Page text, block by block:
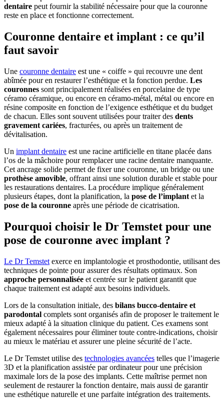
dentaire peut fournir la stabilité nécessaire pour que la couronne
reste en place et fonctionne correctement.
Couronne dentaire et implant : ce qu’il
faut savoir
Une couronne dentaire est une « coiffe » qui recouvre une dent
abîmée pour en restaurer l’esthétique et la fonction perdue. Les
couronnes sont principalement réalisées en porcelaine de type
céramo céramique, ou encore en céramo-métal, métal ou encore en
résine composite en fonction de l’exigence esthétique et du budget
de chacun. Elles sont souvent utilisées pour traiter des dents
gravement cariées, fracturées, ou après un traitement de
dévitalisation.
Un implant dentaire est une racine artificielle en titane placée dans
l’os de la mâchoire pour remplacer une racine dentaire manquante.
Cet ancrage solide permet de fixer une couronne, un bridge ou une
prothèse amovible, offrant ainsi une solution durable et stable pour
les restaurations dentaires. La procédure implique généralement
plusieurs étapes, dont la planification, la pose de l’implant et la
pose de la couronne après une période de cicatrisation.
Pourquoi choisir le Dr Temstet pour une
pose de couronne avec implant ?
Le Dr Temstet exerce en implantologie et prosthodontie, utilisant des
techniques de pointe pour assurer des résultats optimaux. Son
approche personnalisée et centrée sur le patient garantit que
chaque traitement est adapté aux besoins individuels.
Lors de la consultation initiale, des bilans bucco-dentaire et
parodontal complets sont organisés afin de proposer le traitement le
mieux adapté à la situation clinique du patient. Ces examens sont
également nécessaires pour éliminer toute contre-indications, choisir
au mieux le matériau et assurer une pleine sécurité de l’acte.
Le Dr Temstet utilise des technologies avancées telles que l’imagerie
3D et la planification assistée par ordinateur pour une précision
maximale lors de la pose des implants. Cette maîtrise permet non
seulement de restaurer la fonction dentaire, mais aussi de garantir
une esthétique naturelle et une parfaite intégration des traitements.